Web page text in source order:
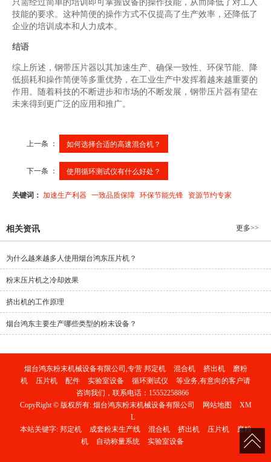
只需经过简单的培训即可掌握设备的操作技能，从而降低了对工人
技能的要求。这种简便的操作方式不仅提高了生产效率，还降低了
企业的培训成本和人力成本。
结语
综上所述，钢带压片器以其加速生产、确保一致性、环保节能、降
低损耗和操作简便等多重优势，在工业生产中发挥着越来越重要的
作用。随着科技的不断进步和市场的不断发展，钢带压片器有望在
未来得到更广泛的应用和推广。
上一条 ： 如何选择合适的高速混合机？
下一条 ： 使用循环测试仪有什么好处？
关键词： 加速生产利器 一致品质保障 环保节能先锋 资源节约专家
相关资讯 更多>>
为什么越来越多人使用烟台鸿东压片机？
粉末压片机之冷却效果
挤出机的工作原理
烟台鸿东主要生产哪些类型的粉末设备？
烟台鸿东粉末机械设备有限公司,专营 邦定机 混合机 挤出机
磨粉
机
压片机 配件 实验室设备 循环测试仪
等业务,有意向的客户请
咨询我们，联系电话： 15552258866
CopyRight © 版权所有: 烟台鸿东粉末机械设备有限公司 网站地图
XM
L
本站关键字: 邦定机 成套粉末生产线 混合机 挤出机 压片机
磨粉
机
自动称量系统 实验室设备